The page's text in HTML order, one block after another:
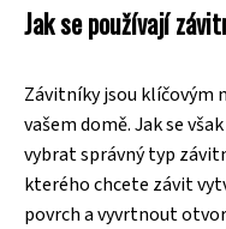
Jak se používají
Závitníky jsou klíčovým
vašem domě. Jak se
vybrat správný typ
kterého chcete závit
povrch a vyvrtnout